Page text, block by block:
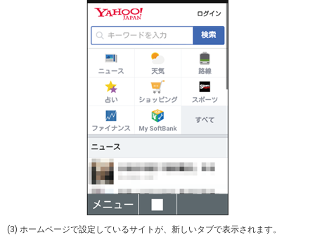
(3) ホームページで設定しているサイトが、新しいタブで表示されます。